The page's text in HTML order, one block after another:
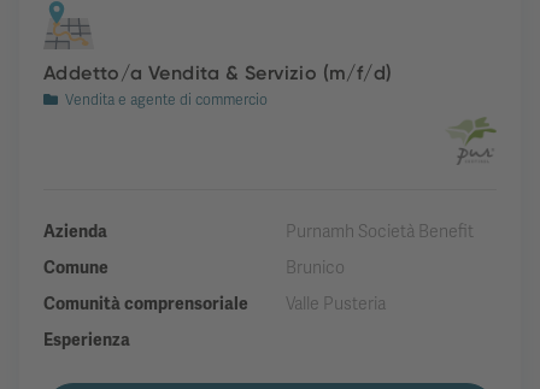
Addetto/a Vendita & Servizio (m/f/d)
Vendita e agente di commercio
Azienda
Purnamh Società Benefit
Comune
Brunico
Comunità comprensoriale
Valle Pusteria
Esperienza